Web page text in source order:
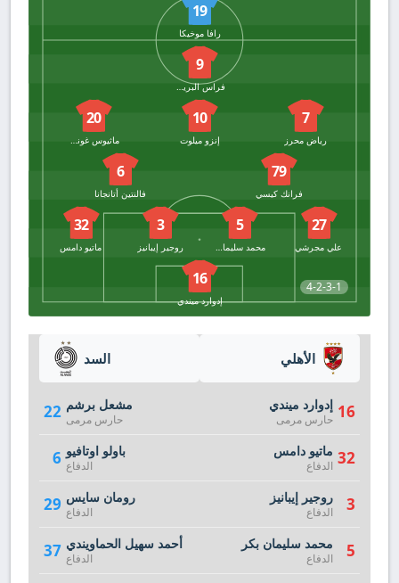
19
رافا موخيكا
4-2-3-1
9
فراس البريكان
7
رياض محرز
10
إنزو ميلوت
20
ماثيوس غونسالفيس
79
فرانك كيسي
6
فالنتين أتانجانا
27
علي مجرشي
5
محمد سليمان بكر
3
روجير إيبانيز
32
ماتيو دامس
16
إدوارد ميندي
السد
22 مشعل برشم
حارس مرمى
6 باولو اوتافيو
الدفاع
29 رومان سايس
الدفاع
37 أحمد سهيل الحماويندي
الدفاع
الأهلي
16 إدوارد ميندي
حارس مرمى
32 ماتيو دامس
الدفاع
3 روجير إيبانيز
الدفاع
5 محمد سليمان بكر
الدفاع